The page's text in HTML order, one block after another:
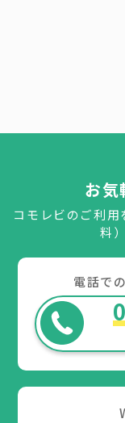
お気
コモレビのご利
料
電話で